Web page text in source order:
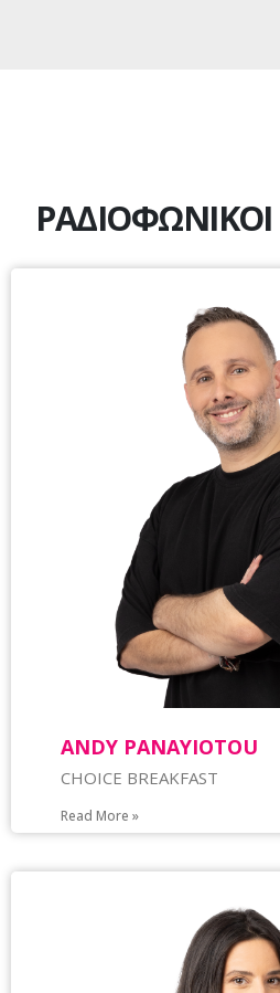
ANDY PANAYIOTOU
CHOICE BREAKFAST
Read More »